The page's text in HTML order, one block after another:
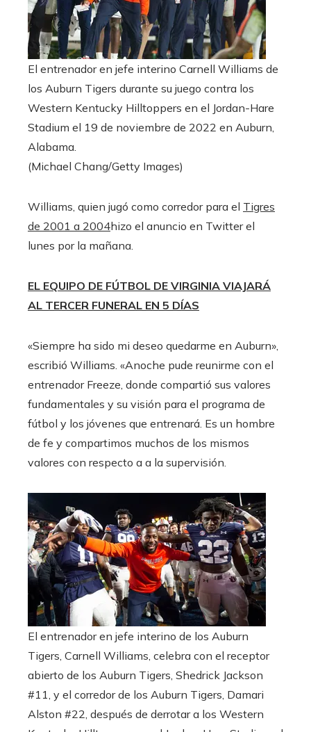
El entrenador en jefe interino Carnell Williams de
los Auburn Tigers durante su juego contra los
Western Kentucky Hilltoppers en el Jordan-Hare
Stadium el 19 de noviembre de 2022 en Auburn,
Alabama.
(Michael Chang/Getty Images)
Williams, quien jugó como corredor para el Tigres
de 2001 a 2004hizo el anuncio en Twitter el
lunes por la mañana.
EL EQUIPO DE FÚTBOL DE VIRGINIA VIAJARÁ
AL TERCER FUNERAL EN 5 DÍAS
«Siempre ha sido mi deseo quedarme en Auburn»,
escribió Williams. «Anoche pude reunirme con el
entrenador Freeze, donde compartió sus valores
fundamentales y su visión para el programa de
fútbol y los jóvenes que entrenará. Es un hombre
de fe y compartimos muchos de los mismos
valores con respecto a a la supervisión.
El entrenador en jefe interino de los Auburn
Tigers, Carnell Williams, celebra con el receptor
abierto de los Auburn Tigers, Shedrick Jackson
#11, y el corredor de los Auburn Tigers, Damari
Alston #22, después de derrotar a los Western